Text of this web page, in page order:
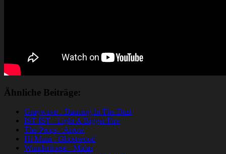
Ähnliche Beiträge:
Graywave - Dancing In The Dust
IST IST - Light A Bigger Fire
The Props - Arrow
Hi Mum - Ghostwood
Wunderhorse - Midas